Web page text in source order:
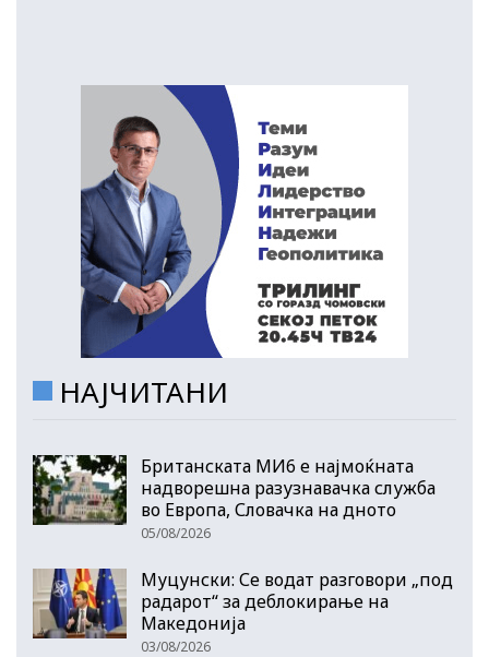
НАЈЧИТАНИ
Британската МИ6 е најмоќната
надворешна разузнавачка служба
во Европа, Словачка на дното
05/08/2026
Муцунски: Се водат разговори „под
радарот“ за деблокирање на
Македонија
03/08/2026